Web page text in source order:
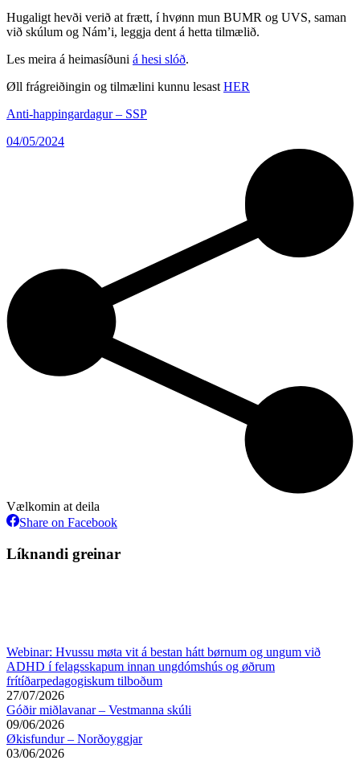
Hugaligt hevði verið at frætt, í hvønn mun BUMR og UVS, saman
við skúlum og Nám’i, leggja dent á hetta tilmælið.
Les meira á heimasíðuni á hesi slóð.
Øll frágreiðingin og tilmælini kunnu lesast HER
Anti-happingardagur – SSP
04/05/2024
Vælkomin at deila
Share on FacebookShare
Facebook
Líknandi greinar
Webinar: Hvussu møta vit á bestan hátt børnum og ungum við
ADHD í felagsskapum innan ungdómshús og øðrum
frítíðarpedagogiskum tilboðum
27/07/2026
Góðir miðlavanar – Vestmanna skúli
09/06/2026
Økisfundur – Norðoyggjar
03/06/2026